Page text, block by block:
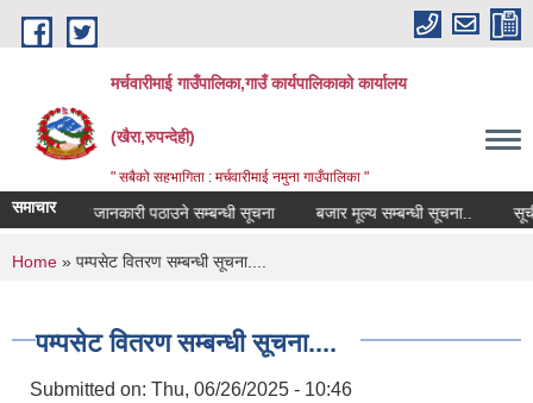
Skip to main content
मर्चवारीमाई गाउँपालिका,गाउँ कार्यपालिकाको कार्यालय
(खैरा,रुपन्देही)
" सबैको सहभागिता : मर्चवारीमाई नमुना गाउँपालिका "
समाचार जानकारी पठाउने सम्बन्धी सूचना बजार मूल्य सम्बन्धी सूचना.. सूची
You are here
Home » पम्पसेट वितरण सम्बन्धी सूचना....
पम्पसेट वितरण सम्बन्धी सूचना....
Submitted on: Thu, 06/26/2025 - 10:46